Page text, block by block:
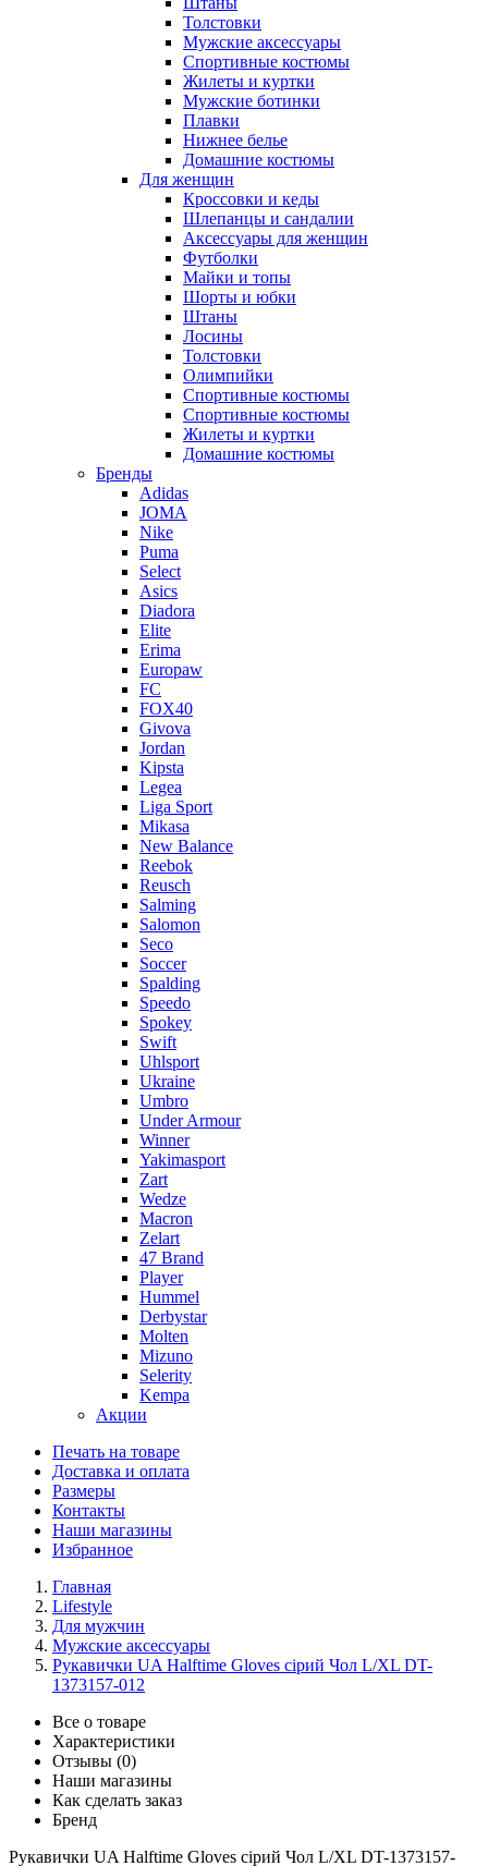
Толстовки
Мужские аксессуары
Спортивные костюмы
Жилеты и куртки
Мужские ботинки
Плавки
Нижнее белье
Домашние костюмы
Для женщин
Кроссовки и кеды
Шлепанцы и сандалии
Аксессуары для женщин
Футболки
Майки и топы
Шорты и юбки
Штаны
Лосины
Толстовки
Олимпийки
Спортивные костюмы
Спортивные костюмы
Жилеты и куртки
Домашние костюмы
Бренды
Adidas
JOMA
Nike
Puma
Select
Asics
Diadora
Elite
Erima
Europaw
FC
FOX40
Givova
Jordan
Kipsta
Legea
Liga Sport
Mikasa
New Balance
Reebok
Reusch
Salming
Salomon
Seco
Soccer
Spalding
Speedo
Spokey
Swift
Uhlsport
Ukraine
Umbro
Under Armour
Winner
Yakimasport
Zart
Wedze
Macron
Zelart
47 Brand
Player
Hummel
Derbystar
Molten
Mizuno
Selerity
Kempa
Акции
Печать на товаре
Доставка и оплата
Размеры
Контакты
Наши магазины
Избранное
Главная
Lifestyle
Для мужчин
Мужские аксессуары
Рукавички UA Halftime Gloves сірий Чол L/XL DT-
1373157-012
Все о товаре
Характеристики
Отзывы (0)
Наши магазины
Как сделать заказ
Бренд
Рукавички UA Halftime Gloves сірий Чол L/XL DT-1373157-